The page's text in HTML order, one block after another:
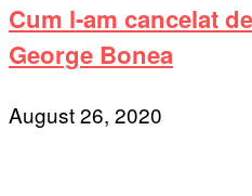
Cum l-am cancelat
George Bonea
August 26, 2020